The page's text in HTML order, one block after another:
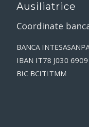
Ausiliatrice
Coordinate
BANCA
IBAN IT78 J030
BIC BCITITMM